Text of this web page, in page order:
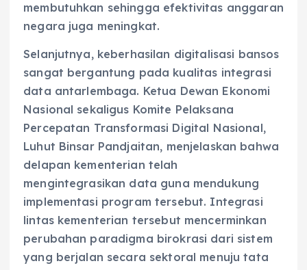
membutuhkan sehingga efektivitas anggaran
negara juga meningkat.
Selanjutnya, keberhasilan digitalisasi bansos
sangat bergantung pada kualitas integrasi
data antarlembaga. Ketua Dewan Ekonomi
Nasional sekaligus Komite Pelaksana
Percepatan Transformasi Digital Nasional,
Luhut Binsar Pandjaitan, menjelaskan bahwa
delapan kementerian telah
mengintegrasikan data guna mendukung
implementasi program tersebut. Integrasi
lintas kementerian tersebut mencerminkan
perubahan paradigma birokrasi dari sistem
yang berjalan secara sektoral menuju tata